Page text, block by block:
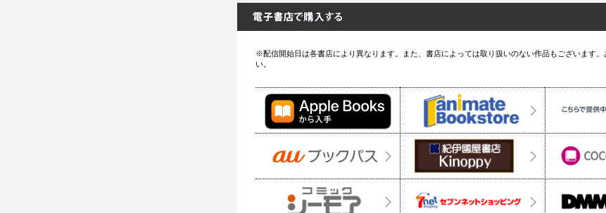
※配信開始日は各書店により異なります。また、書店によっては取り扱いのない作品もございます。
い。